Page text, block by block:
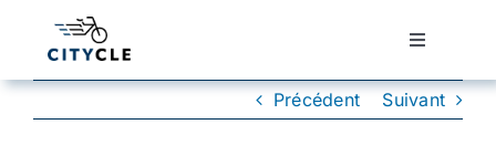
Toggle
Précédent Suivant